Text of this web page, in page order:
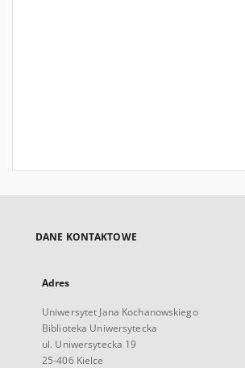
DANE KONTAKTOWE
Adres
Uniwersytet Jana Kochanowskiego
Biblioteka Uniwersytecka
ul. Uniwersytecka 19
25-406 Kielce